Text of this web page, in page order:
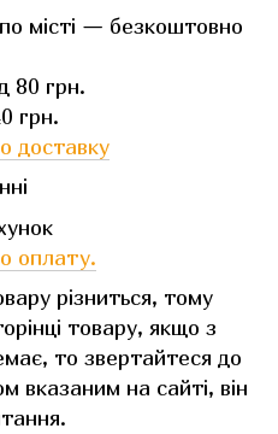
місті — безкоштовно
80 грн.
грн.
доставку
оплату.
різниться, тому
товару, якщо з
то звертайтеся до
вказаним на сайті, він